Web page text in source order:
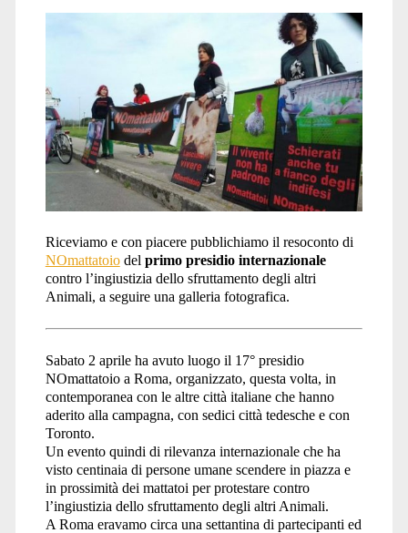
Riceviamo e con piacere pubblichiamo il resoconto di
NOmattatoiodel primo presidio internazionale
contro l’ingiustizia dello sfruttamento degli altri
Animali, a seguire una galleria fotografica.
Sabato 2 aprile ha avuto luogo il 17° presidio
NOmattatoio a Roma, organizzato, questa volta, in
contemporanea con le altre città italiane che hanno
aderito alla campagna, con sedici città tedesche e con
Toronto.
Un evento quindi di rilevanza internazionale che ha
visto centinaia di persone umane scendere in piazza e
in prossimità dei mattatoi per protestare contro
l’ingiustizia dello sfruttamento degli altri Animali.
A Roma eravamo circa una settantina di partecipanti ed